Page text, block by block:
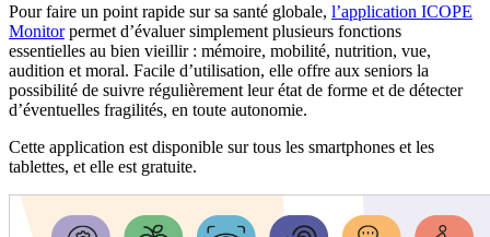
Pour faire un point rapide sur sa santé globale, l’application ICOPE
Monitorpermet d’évaluer simplement plusieurs fonctions
essentielles au bien vieillir : mémoire, mobilité, nutrition, vue,
audition et moral. Facile d’utilisation, elle offre aux seniors la
possibilité de suivre régulièrement leur état de forme et de détecter
d’éventuelles fragilités, en toute autonomie.
Cette application est disponible sur tous les smartphones et les
tablettes, et elle est gratuite.